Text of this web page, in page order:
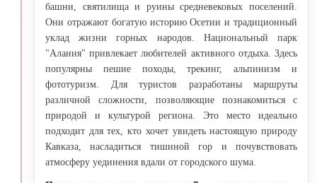
башни, святилища и руины средневековых поселений.
Они отражают богатую историю Осетии и традиционный
уклад жизни горных народов. Национальный парк
"Алания" привлекает любителей активного отдыха. Здесь
популярны пешие походы, трекинг, альпинизм и
фототуризм. Для туристов разработаны маршруты
различной сложности, позволяющие познакомиться с
природой и культурой региона. Это место идеально
подходит для тех, кто хочет увидеть настоящую природу
Кавказа, насладиться тишиной гор и почувствовать
атмосферу уединения вдали от городского шума.